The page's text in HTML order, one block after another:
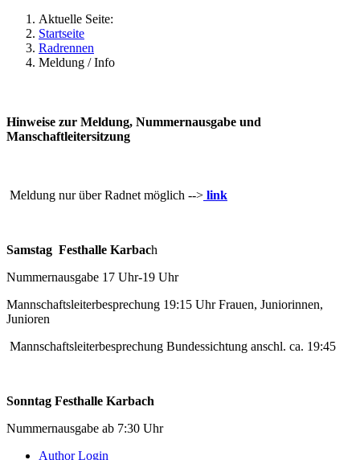
Aktuelle Seite:
Startseite
Radrennen
Meldung / Info
Hinweise zur Meldung, Nummernausgabe und
Manschaftleitersitzung
Meldung nur über Radnet möglich --> link
Samstag Festhalle Karbach
Nummernausgabe 17 Uhr-19 Uhr
Mannschaftsleiterbesprechung 19:15 Uhr Frauen, Juniorinnen,
Junioren
Mannschaftsleiterbesprechung Bundessichtung anschl. ca. 19:45
Sonntag Festhalle Karbach
Nummernausgabe ab 7:30 Uhr
Author Login